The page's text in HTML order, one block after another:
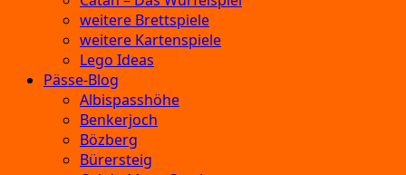
weitere Brettspiele
weitere Kartenspiele
Lego Ideas
Pässe-Blog
Albispasshöhe
Benkerjoch
Bözberg
Bürersteig